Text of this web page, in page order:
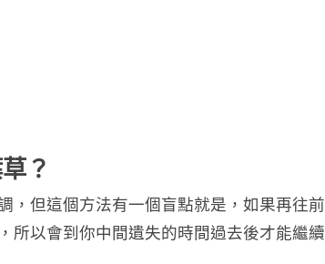
？
，但這個方法有一個盲點就是，如果再往前
所以會到你中間遺失的時間過去後才能繼續